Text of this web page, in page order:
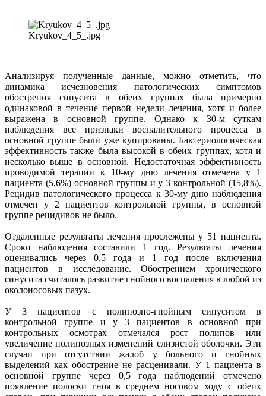
Kryukov_4_5_.jpg
Анализируя полученные данные, можно отметить, что
динамика исчезновения патологических симптомов
обострения синусита в обеих группах была примерно
одинаковой в течение первой недели лечения, хотя и более
выражена в основной группе. Однако к 30-м суткам
наблюдения все признаки воспалительного процесса в
основной группе были уже купированы. Бактериологическая
эффективность также была высокой в обеих группах, хотя и
несколько выше в основной. Недостаточная эффективность
проводимой терапии к 10-му дню лечения отмечена у 1
пациента (5,6%) основной группы и у 3 контрольной (15,8%).
Рецидив патологического процесса к 30-му дню наблюдения
отмечен у 2 пациентов контрольной группы, в основной
группе рецидивов не было.
Отдаленные результаты лечения прослежены у 51 пациента.
Сроки наблюдения составили 1 год. Результаты лечения
оценивались через 0,5 года и 1 год после включения
пациентов в исследование. Обострением хронического
синусита считалось развитие гнойного воспаления в любой из
околоносовых пазух.
У 3 пациентов с полипозно-гнойным синуситом в
контрольной группе и у 3 пациентов в основной при
контрольных осмотрах отмечался рост полипов или
увеличение полипозных изменений слизистой оболочки. Эти
случаи при отсутствии жалоб у больного и гнойных
выделений как обострение не расценивали. У 1 пациента в
основной группе через 0,5 года наблюдений отмечено
появление полоски гноя в среднем носовом ходу с обеих